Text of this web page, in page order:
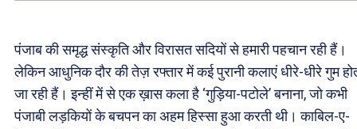
पंजाब की समृद्ध संस्कृति और विरासत सदियों से हमारी पहचान रही हैं।
लेकिन आधुनिक दौर की तेज़ रफ्तार में कई पुरानी कलाएं धीरे-धीरे गुम
जा रही हैं। इन्हीं में से एक ख़ास कला है ‘गुड़िया-पटोले’ बनाना, जो कभी
पंजाबी लड़कियों के बचपन का अहम हिस्सा हुआ करती थी। काबिल-ए-